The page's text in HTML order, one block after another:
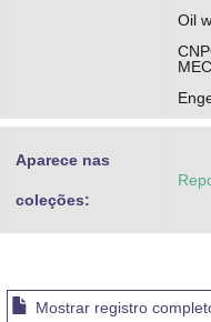
Oil
Aparece nas
coleções:
Mostrar registro